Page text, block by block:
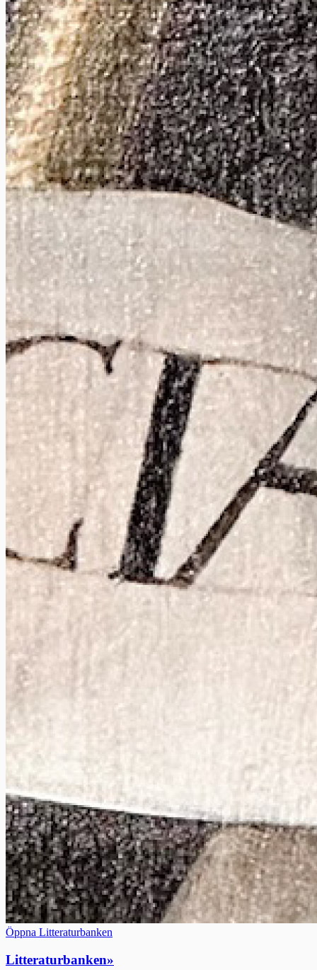
Öppna Litteraturbanken
Litteraturbanken»